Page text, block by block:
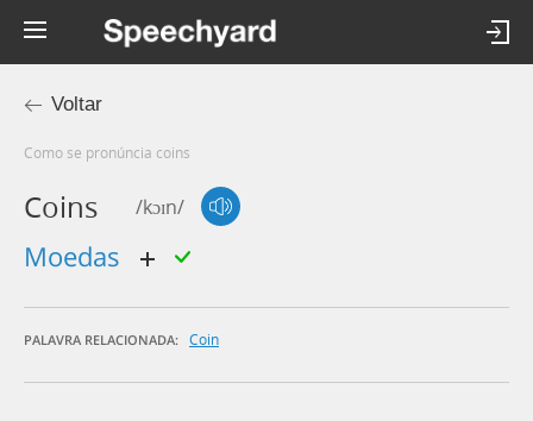
Voltar
Como se pronúncia coins
Coins /kɔɪn/
moedas
PALAVRA RELACIONADA: Coin